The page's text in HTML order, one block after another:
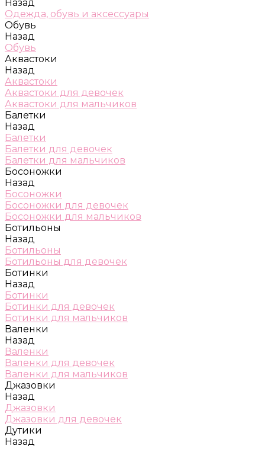
Назад
Одежда, обувь и аксессуары
Обувь
Назад
Обувь
Аквастоки
Назад
Аквастоки
Аквастоки для девочек
Аквастоки для мальчиков
Балетки
Назад
Балетки
Балетки для девочек
Балетки для мальчиков
Босоножки
Назад
Босоножки
Босоножки для девочек
Босоножки для мальчиков
Ботильоны
Назад
Ботильоны
Ботильоны для девочек
Ботинки
Назад
Ботинки
Ботинки для девочек
Ботинки для мальчиков
Валенки
Назад
Валенки
Валенки для девочек
Валенки для мальчиков
Джазовки
Назад
Джазовки
Джазовки для девочек
Дутики
Назад